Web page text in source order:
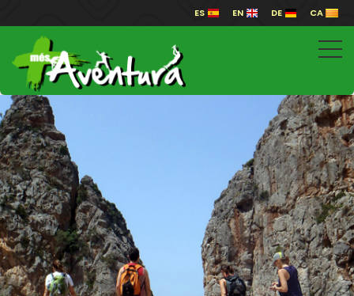
ES EN DE CA